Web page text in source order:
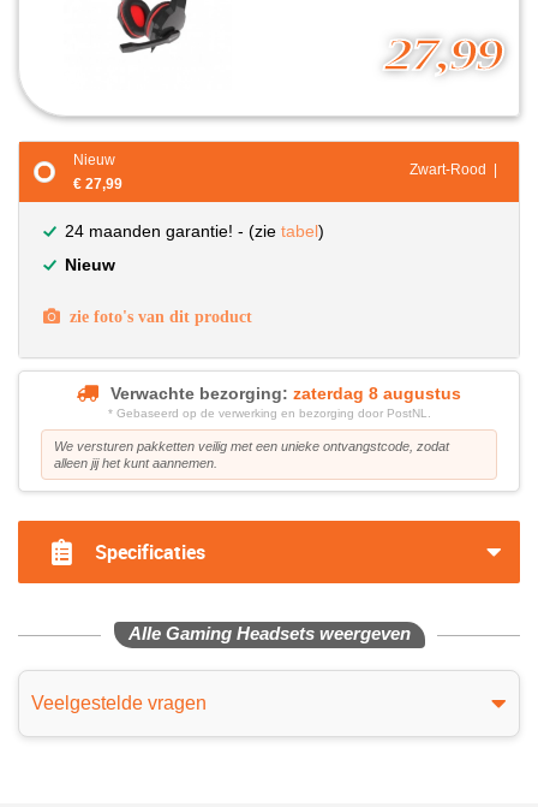
27,99
Nieuw
€ 27,99
Zwart-Rood |
24 maanden garantie! - (zie tabel)
Nieuw
zie foto's van dit product
Verwachte bezorging: zaterdag 8 augustus
* Gebaseerd op de verwerking en bezorging door PostNL.
We versturen pakketten veilig met een unieke ontvangstcode, zodat
alleen jij het kunt aannemen.
Specificaties
Alle Gaming Headsets weergeven
Veelgestelde vragen